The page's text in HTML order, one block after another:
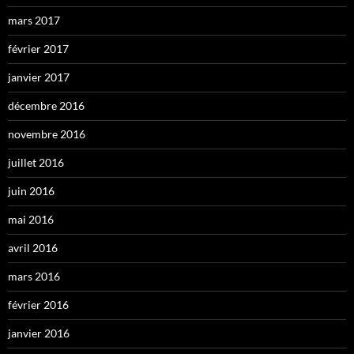
mars 2017
février 2017
janvier 2017
décembre 2016
novembre 2016
juillet 2016
juin 2016
mai 2016
avril 2016
mars 2016
février 2016
janvier 2016